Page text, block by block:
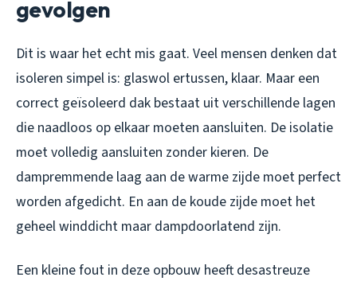
gevolgen
Dit is waar het echt mis gaat. Veel mensen denken dat
isoleren simpel is: glaswol ertussen, klaar. Maar een
correct geïsoleerd dak bestaat uit verschillende lagen
die naadloos op elkaar moeten aansluiten. De isolatie
moet volledig aansluiten zonder kieren. De
dampremmende laag aan de warme zijde moet perfect
worden afgedicht. En aan de koude zijde moet het
geheel winddicht maar dampdoorlatend zijn.
Een kleine fout in deze opbouw heeft desastreuze